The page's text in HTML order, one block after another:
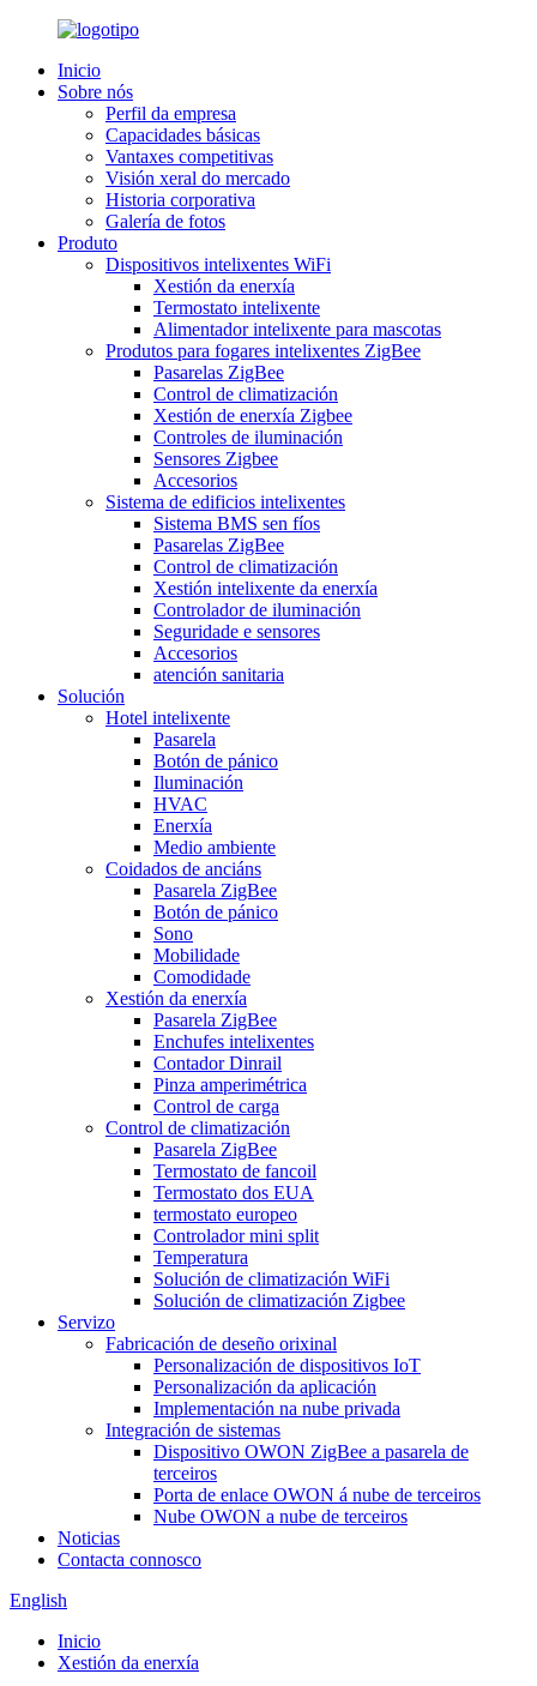
Inicio
Sobre nós
Perfil da empresa
Capacidades básicas
Vantaxes competitivas
Visión xeral do mercado
Historia corporativa
Galería de fotos
Produto
Dispositivos intelixentes WiFi
Xestión da enerxía
Termostato intelixente
Alimentador intelixente para mascotas
Produtos para fogares intelixentes ZigBee
Pasarelas ZigBee
Control de climatización
Xestión de enerxía Zigbee
Controles de iluminación
Sensores Zigbee
Accesorios
Sistema de edificios intelixentes
Sistema BMS sen fíos
Pasarelas ZigBee
Control de climatización
Xestión intelixente da enerxía
Controlador de iluminación
Seguridade e sensores
Accesorios
atención sanitaria
Solución
Hotel intelixente
Pasarela
Botón de pánico
Iluminación
HVAC
Enerxía
Medio ambiente
Coidados de anciáns
Pasarela ZigBee
Botón de pánico
Sono
Mobilidade
Comodidade
Xestión da enerxía
Pasarela ZigBee
Enchufes intelixentes
Contador Dinrail
Pinza amperimétrica
Control de carga
Control de climatización
Pasarela ZigBee
Termostato de fancoil
Termostato dos EUA
termostato europeo
Controlador mini split
Temperatura
Solución de climatización WiFi
Solución de climatización Zigbee
Servizo
Fabricación de deseño orixinal
Personalización de dispositivos IoT
Personalización da aplicación
Implementación na nube privada
Integración de sistemas
Dispositivo OWON ZigBee a pasarela de
terceiros
Porta de enlace OWON á nube de terceiros
Nube OWON a nube de terceiros
Noticias
Contacta connosco
English
Inicio
Xestión da enerxía